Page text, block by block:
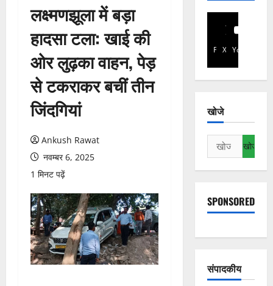
लक्ष्मणझूला में बड़ा
हादसा टला: खाई की
ओर लुढ़का वाहन, पेड़
से टकराकर बचीं तीन
जिंदगियां
Ankush Rawat
नवम्बर 6, 2025
1 मिनट पढ़ें
Facebook
X YouTube
खोजे
निम्न
को
खोजें:
SPONSORED
संपादकीय